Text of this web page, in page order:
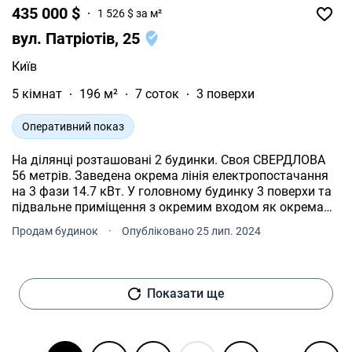
435 000 $ 1 526 $ за м²
вул. Патріотів, 25
Київ
5 кімнат
196 м² 7 соток 3 поверхи
Оперативний показ
На ділянці розташовані 2 будинки. Своя СВЕРДЛОВА
56 метрів. Заведена окрема лінія електропостачання
на 3 фази 14.7 кВт. У головному будинку 3 поверхи та
підвальне приміщення з окремим входом як окрема
сантиметрів. Підвал може бути як БОМБОСХОВИЩЕ,
ЛЕЖАНКА 1.402 метра теж на дровах. Кухня, спальня,
сауна, душ, туалет і комора. Перший поверх будинку
одна велика спальня, де є також ванна кімната і
Продам будинок · Опубліковано 25 лип. 2024
Показати ще